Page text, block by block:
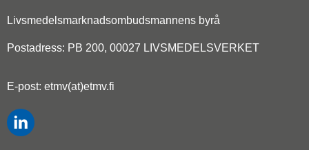
Livsmedelsmarknadsombudsmannens byrå
Postadress: PB 200, 00027 LIVSMEDELSVERKET
E-post: etmv(at)etmv.fi